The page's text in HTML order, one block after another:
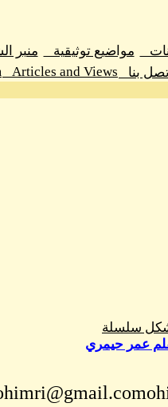
مواضيع توثيقية منبر
بنا Articles and Views
شكل سلسلة
عمر حيمري